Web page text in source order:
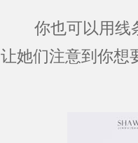
你也可以用线条
让她们注意到你想